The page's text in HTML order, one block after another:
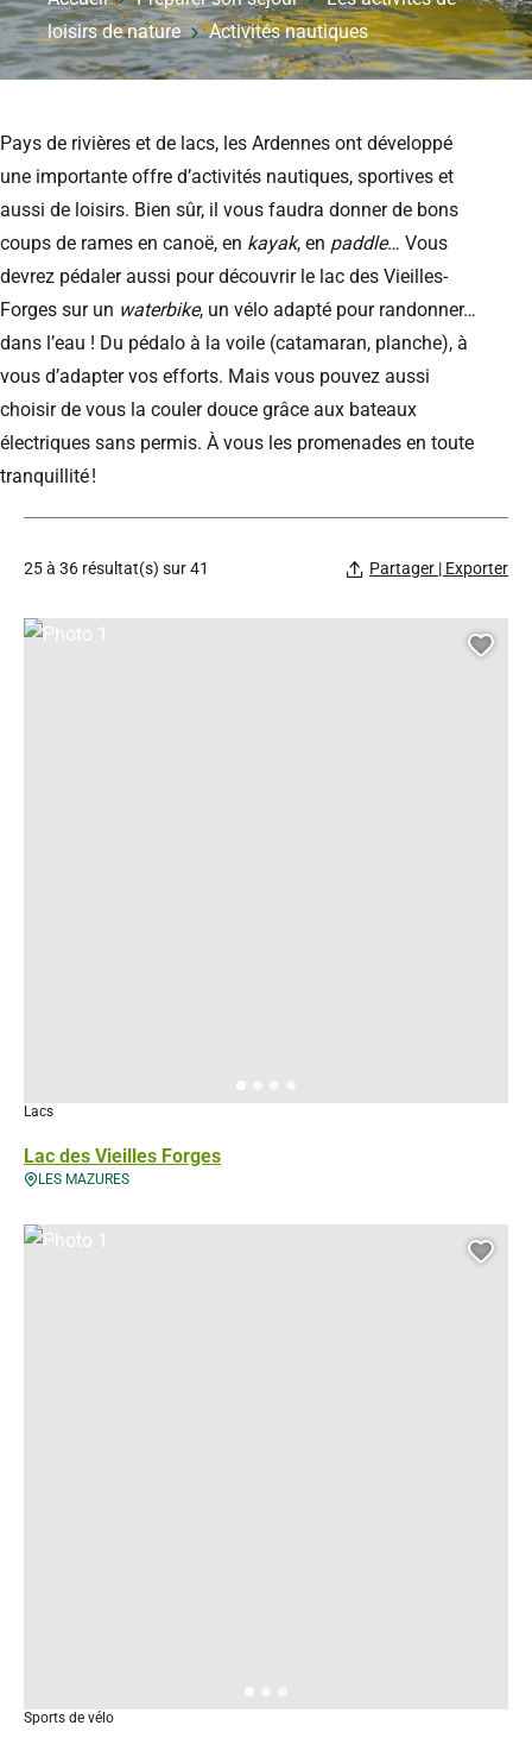
loisirs de nature
Activités nautiques
Pays de rivières et de lacs, les Ardennes ont développé
une importante offre d’activités nautiques, sportives et
aussi de loisirs. Bien sûr, il vous faudra donner de bons
coups de rames en canoë, en kayak, en paddle… Vous
devrez pédaler aussi pour découvrir le lac des Vieilles-
Forges sur un waterbike, un vélo adapté pour randonner…
dans l’eau ! Du pédalo à la voile (catamaran, planche), à
vous d’adapter vos efforts. Mais vous pouvez aussi
choisir de vous la couler douce grâce aux bateaux
électriques sans permis. À vous les promenades en toute
tranquillité !
25 à 36 résultat(s) sur 41 Partager | Exporter
Lac des Vieilles Forges
Lacs
LES MAZURES
Photo 1, © Droits gérés
Sports de vélo
Photo 1, © Droits gérés